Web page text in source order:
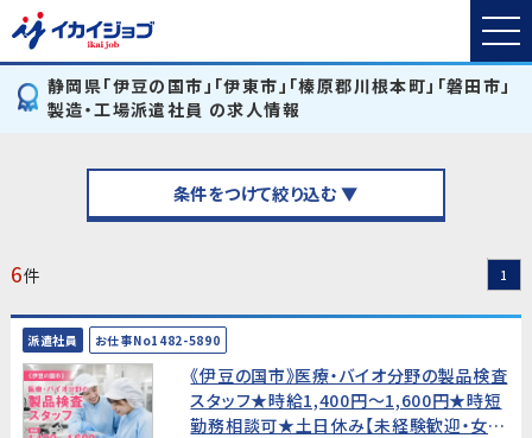
静岡県「伊豆の国市」「伊東市」「榛原郡川根本町」「磐田市」
製造・工場派遣社員 の求人情報
条件をつけて絞り込む ▼
6件 1
派遣社員 お仕事No1482-5890
《伊豆の国市》医療・バイオ分野の製品検査
スタッフ★時給1,400円〜1,600円★時短
勤務相談可★土日休み【未経験歓迎・女性